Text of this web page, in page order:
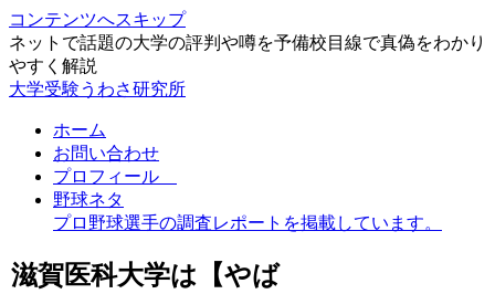
コンテンツへスキップ
ネットで話題の大学の評判や噂を予備校目線で真偽をわかり
やすく解説
大学受験うわさ研究所
ホーム
お問い合わせ
プロフィール
野球ネタ
プロ野球選手の調査レポートを掲載しています。
滋賀医科大学は【やば